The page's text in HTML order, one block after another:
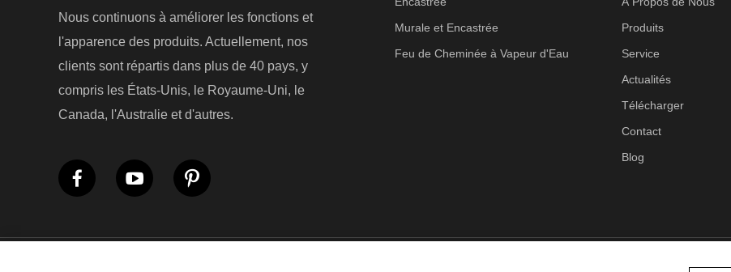
Nous continuons à améliorer les fonctions et
l'apparence des produits. Actuellement, nos
clients sont répartis dans plus de 40 pays, y
compris les États-Unis, le Royaume-Uni, le
Canada, l'Australie et d'autres.
Murale et Encastrée
Feu de Cheminée à Vapeur d'Eau
Produits
Service
Actualités
Télécharger
Contact
Blog